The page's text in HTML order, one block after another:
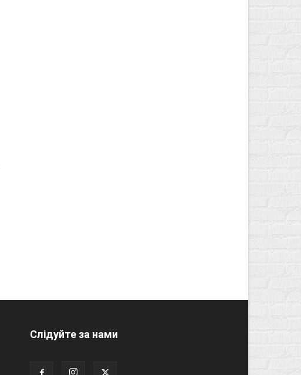
Слідуйте за нами